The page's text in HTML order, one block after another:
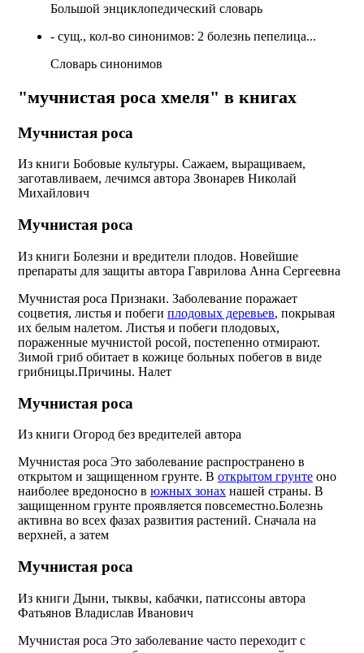
Большой энциклопедический словарь
- сущ., кол-во синонимов: 2 болезнь пепелица...
Словарь синонимов
"мучнистая роса хмеля" в книгах
Мучнистая роса
Из книги Бобовые культуры. Сажаем, выращиваем,
заготавливаем, лечимся автора Звонарев Николай
Михайлович
Мучнистая роса
Из книги Болезни и вредители плодов. Новейшие
препараты для защиты автора Гаврилова Анна Сергеевна
Мучнистая роса Признаки. Заболевание поражает
соцветия, листья и побеги плодовых деревьев, покрывая
их белым налетом. Листья и побеги плодовых,
пораженные мучнистой росой, постепенно отмирают.
Зимой гриб обитает в кожице больных побегов в виде
грибницы.Причины. Налет
Мучнистая роса
Из книги Огород без вредителей автора
Мучнистая роса Это заболевание распространено в
открытом и защищенном грунте. В открытом грунте оно
наиболее вредоносно в южных зонах нашей страны. В
защищенном грунте проявляется повсеместно.Болезнь
активна во всех фазах развития растений. Сначала на
верхней, а затем
Мучнистая роса
Из книги Дыни, тыквы, кабачки, патиссоны автора
Фатьянов Владислав Иванович
Мучнистая роса Это заболевание часто переходит с